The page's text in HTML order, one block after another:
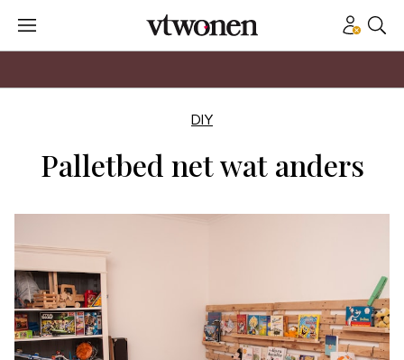
DIY
Palletbed net wat anders